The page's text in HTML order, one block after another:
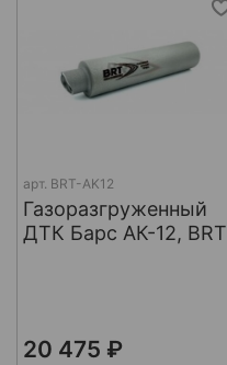
арт. BRT-AK12
Газоразгруженный
ДТК Барс АК-12, BRT
20 475 ₽